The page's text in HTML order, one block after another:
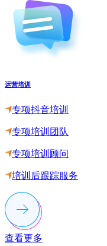
运营培训
专项抖音培训
专项培训团队
专项培训顾问
培训后跟踪服务
查看更多